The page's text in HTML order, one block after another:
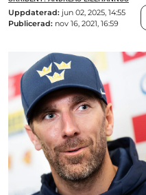
Uppdaterad: jun 02, 2025, 14:55
Publicerad: nov 16, 2021, 16:59